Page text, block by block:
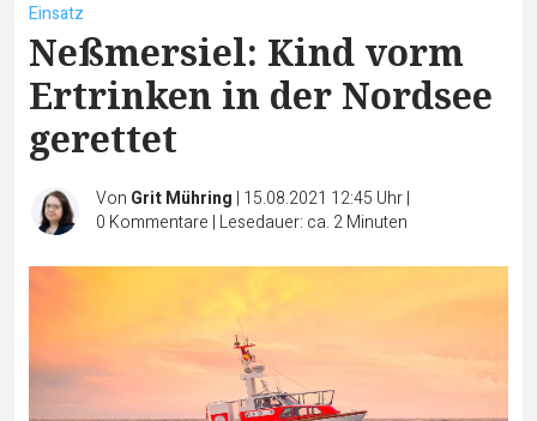
Einsatz
Neßmersiel: Kind vorm
Ertrinken in der Nordsee
gerettet
Von Grit Mühring | 15.08.2021 12:45 Uhr|
0 Kommentare | Lesedauer: ca. 2 Minuten